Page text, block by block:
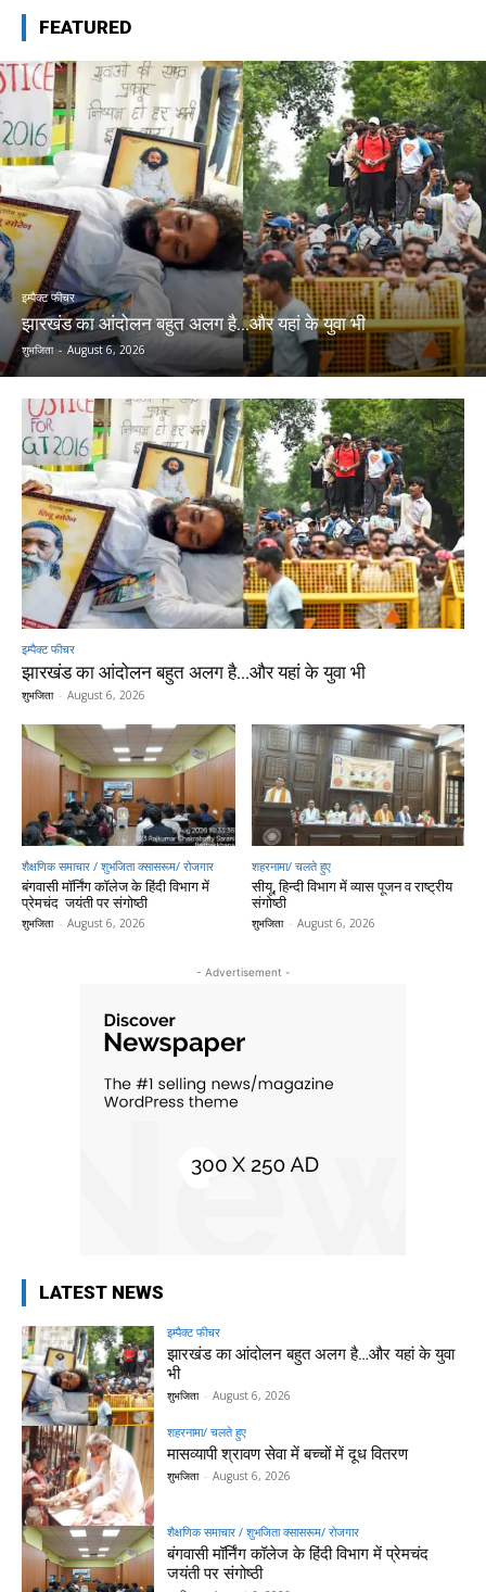
FEATURED
इम्पैक्ट फीचर
झारखंड का आंदोलन बहुत अलग है…और यहां के युवा भी
शुभजिता - August 6, 2026
इम्पैक्ट फीचर
झारखंड का आंदोलन बहुत अलग है…और यहां के युवा भी
शुभजिता - August 6, 2026
शैक्षणिक समाचार / शुभजिता क्सासरूम/ रोजगार
बंगवासी मॉर्निंग कॉलेज के हिंदी विभाग में
प्रेमचंद जयंती पर संगोष्ठी
शुभजिता - August 6, 2026
शहरनामा/ चलते हुए
सीयू, हिन्दी विभाग में व्यास पूजन व राष्ट्रीय
संगोष्ठी
शुभजिता - August 6, 2026
- Advertisement -
LATEST NEWS
इम्पैक्ट फीचर
झारखंड का आंदोलन बहुत अलग है…और यहां के युवा
भी
शुभजिता - August 6, 2026
शहरनामा/ चलते हुए
मासव्यापी श्रावण सेवा में बच्चों में दूध वितरण
शुभजिता - August 6, 2026
शैक्षणिक समाचार / शुभजिता क्सासरूम/ रोजगार
बंगवासी मॉर्निंग कॉलेज के हिंदी विभाग में प्रेमचंद
जयंती पर संगोष्ठी